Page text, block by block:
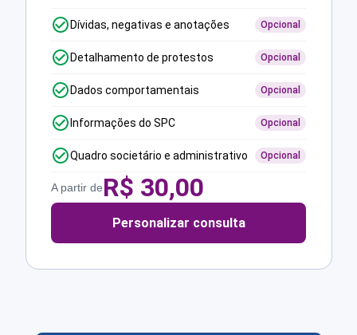
Dívidas, negativas e anotações Opcional
Detalhamento de protestos Opcional
Dados comportamentais Opcional
Informações do SPC Opcional
Quadro societário e administrativo Opcional
A partir deR$ 30,00
Personalizar consulta